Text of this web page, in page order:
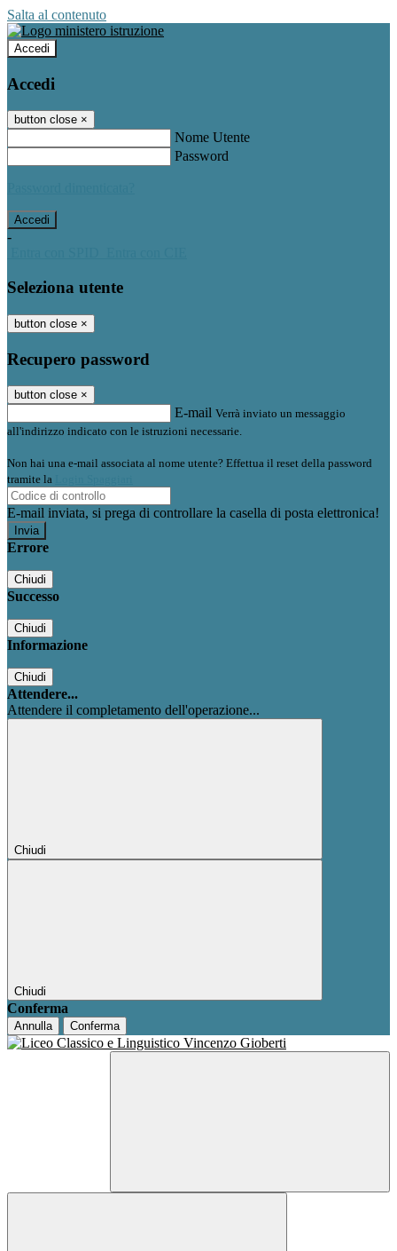
Salta al contenuto
Accedi
Accedi
button close ×
Nome Utente
Password
-
Seleziona utente
button close ×
Recupero password
button close ×
E-mail Verrà inviato un messaggio
all'indirizzo indicato con le istruzioni necessarie.
Non hai una e-mail associata al nome utente? Effettua il reset della password
tramite la
E-mail inviata, si prega di controllare la casella di posta elettronica!
Errore
Chiudi
Successo
Chiudi
Informazione
Chiudi
Attendere...
Attendere il completamento dell'operazione...
Chiudi
Chiudi
Conferma
Annulla Conferma